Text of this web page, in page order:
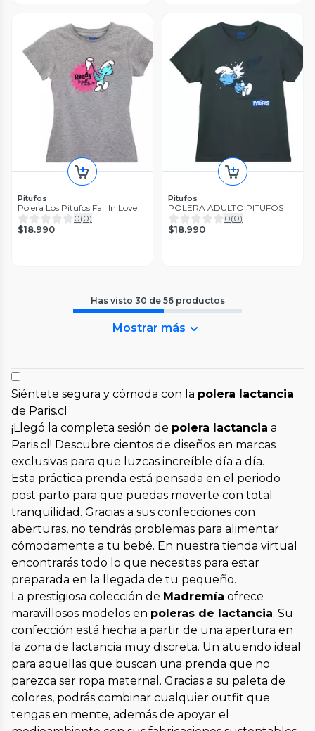
Pitufos
Polera Los Pitufos Fall In Love
0(0)
$18.990
Pitufos
POLERA ADULTO PITUFOS
0(0)
$18.990
Has visto 30 de 56 productos
Mostrar más
Siéntete segura y cómoda con la polera lactancia
de Paris.cl
¡Llegó la completa sesión de polera lactancia a
Paris.cl! Descubre cientos de diseños en marcas
exclusivas para que luzcas increíble día a día.
Esta práctica prenda está pensada en el periodo
post parto para que puedas moverte con total
tranquilidad. Gracias a sus confecciones con
aberturas, no tendrás problemas para alimentar
cómodamente a tu bebé. En nuestra tienda virtual
encontrarás todo lo que necesitas para estar
preparada en la llegada de tu pequeño.
La prestigiosa colección de Madremía ofrece
maravillosos modelos en poleras de lactancia. Su
confección está hecha a partir de una apertura en
la zona de lactancia muy discreta. Un atuendo ideal
para aquellas que buscan una prenda que no
parezca ser ropa maternal. Gracias a su paleta de
colores, podrás combinar cualquier outfit que
tengas en mente, además de apoyar el